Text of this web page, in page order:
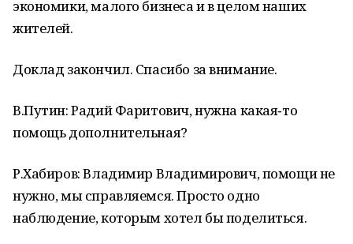
экономики, малого бизнеса и в целом наших
жителей.
Доклад закончил. Спасибо за внимание.
В.Путин: Радий Фаритович, нужна какая‑то
помощь дополнительная?
Р.Хабиров: Владимир Владимирович, помощи не
нужно, мы справляемся. Просто одно
наблюдение, которым хотел бы поделиться.